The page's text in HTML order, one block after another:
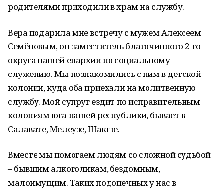
родителями приходили в храм на службу.
Вера подарила мне встречу с мужем Алексеем
Семёновым, он заместитель благочинного 2-го
округа нашей епархии по социальному
служению. Мы познакомились с ним в детской
колонии, куда оба приехали на молитвенную
службу. Мой супруг ездит по исправительным
колониям юга нашей республики, бывает в
Салавате, Мелеузе, Шакше.
Вместе мы помогаем людям со сложной судьбой
– бывшим алкоголикам, бездомным,
малоимущим. Таких подопечных у нас в